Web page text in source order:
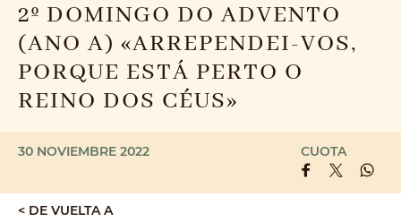
2º DOMINGO DO ADVENTO
(ANO A) «ARREPENDEI-VOS,
PORQUE ESTÁ PERTO O
REINO DOS CÉUS»
30 NOVIEMBRE 2022 CUOTA
< DE VUELTA A